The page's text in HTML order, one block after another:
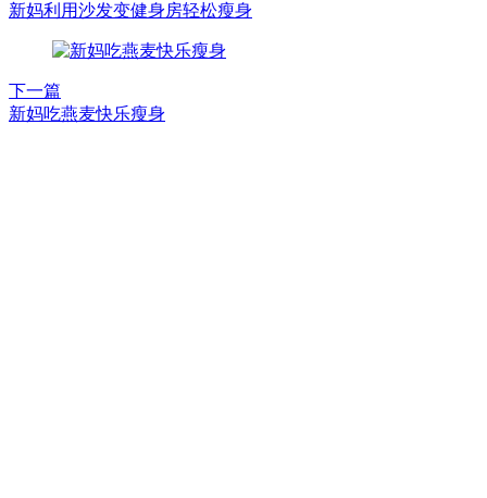
新妈利用沙发变健身房轻松瘦身
下一篇
新妈吃燕麦快乐瘦身